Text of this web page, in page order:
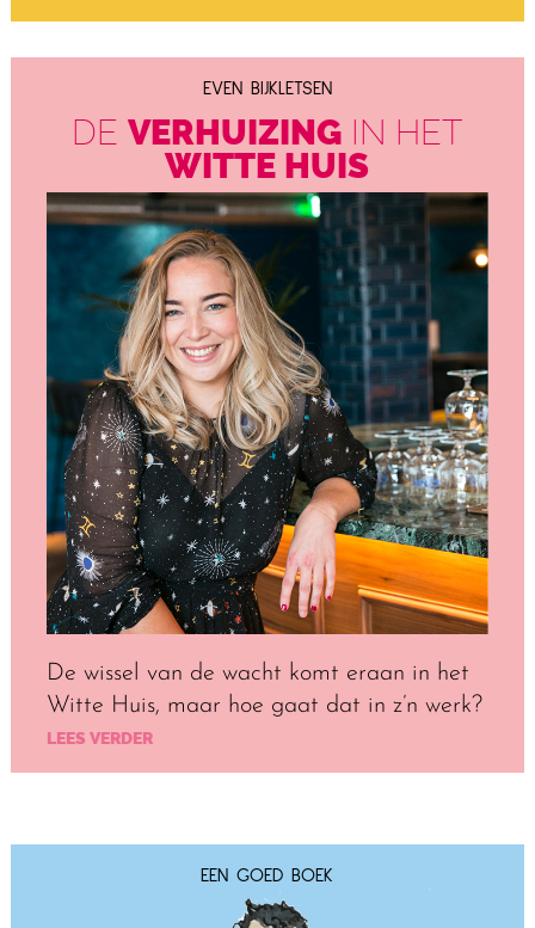
EVEN BIJKLETSEN
DEVERHUIZING IN HET
WITTE HUIS
De wissel van de wacht komt eraan in het
Witte Huis, maar hoe gaat dat in z’n werk?
LEES VERDER
EEN GOED BOEK